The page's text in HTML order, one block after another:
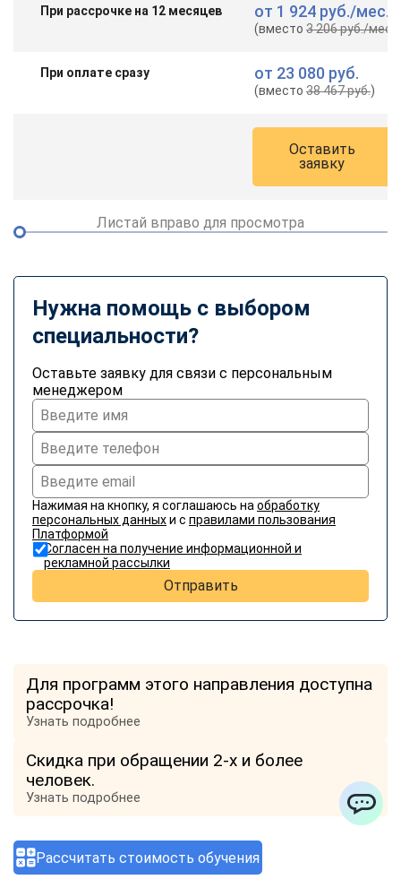
Рассчитать стоимость обучения
При рассрочке на 12 месяцев от 1 924 руб./мес.
(вместо3 206 руб./мес.
При оплате сразу от 23 080 руб.
(вместо38 467 руб.)
Оставить
заявку
Листай вправо для просмотра
Нужна помощь с выбором
специальности?
Оставьте заявку для связи с персональным
менеджером
Нажимая на кнопку, я соглашаюсь на обработку
персональных данныхи с правилами пользования
Платформой
Согласен на получение информационной и
рекламной рассылки
Отправить
Для программ этого направления доступна
рассрочка!
Узнать подробнее
Скидка при обращении 2-х и более
человек.
Узнать подробнее
Отзывы о компании
ChatApp
Telegram WhatsApp
Vkontakte EMail
Max